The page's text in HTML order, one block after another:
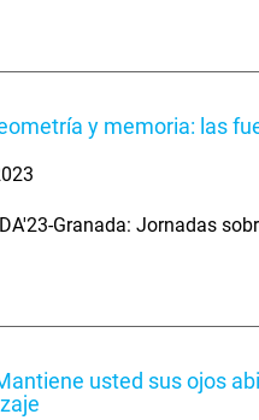
y memoria: las
Granada: Jornadas
usted sus ojos